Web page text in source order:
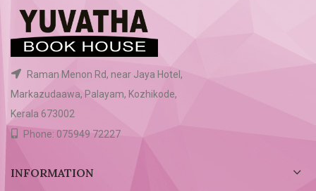
Raman Menon Rd, near Jaya Hotel,
Markazudaawa, Palayam, Kozhikode,
Kerala 673002
Phone: 075949 72227
INFORMATION